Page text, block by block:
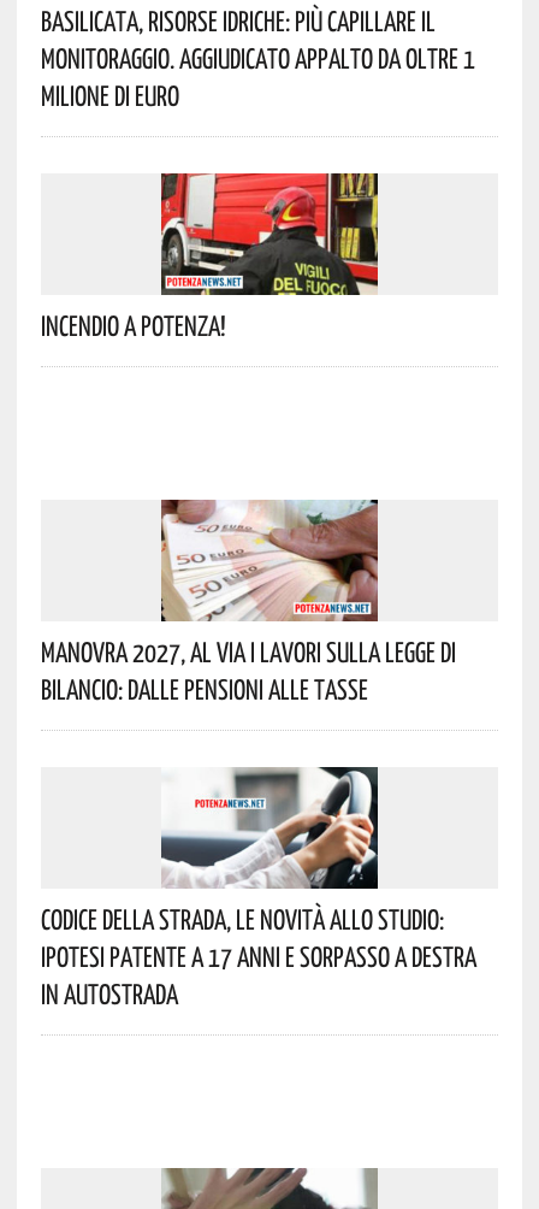
Basilicata, Risorse Idriche: Più Capillare Il
Monitoraggio. Aggiudicato Appalto Da Oltre 1
Milione Di Euro
Incendio A Potenza!
Manovra 2027, Al Via I Lavori Sulla Legge Di
Bilancio: Dalle Pensioni Alle Tasse
Codice Della Strada, Le Novità Allo Studio:
Ipotesi Patente A 17 Anni E Sorpasso A Destra
In Autostrada